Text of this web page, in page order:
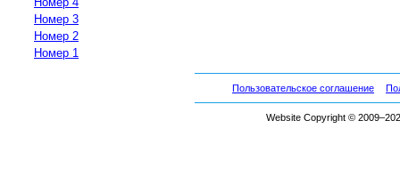
Номер 3
Номер 2
Номер 1
Пользовательское соглашение
Website Copyright ©